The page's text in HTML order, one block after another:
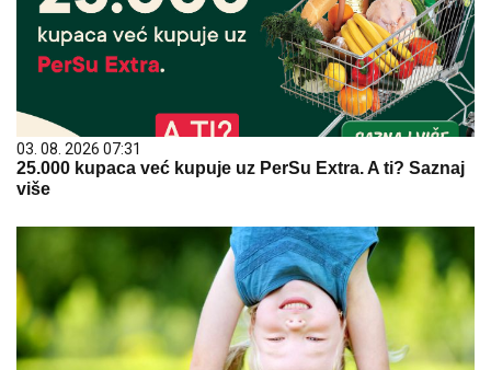
03. 08. 2026 07:31
25.000 kupaca već kupuje uz PerSu Extra. A ti? Saznaj
više